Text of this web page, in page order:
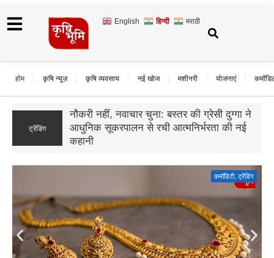
English हिन्दी मराठी
होम कृषि न्यूज़ कृषि व्यवसाय नई खोज मशीनरी योजनाएं
उड़द के दाम गिरे, बढ़ी बुवाई और सस्ते आयात का
असर; जानिए आगे कैसा रहेगा बाजार का हाल